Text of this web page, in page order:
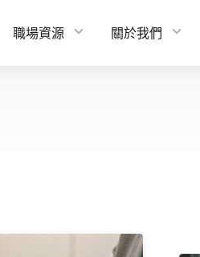
職場資源 關於我們